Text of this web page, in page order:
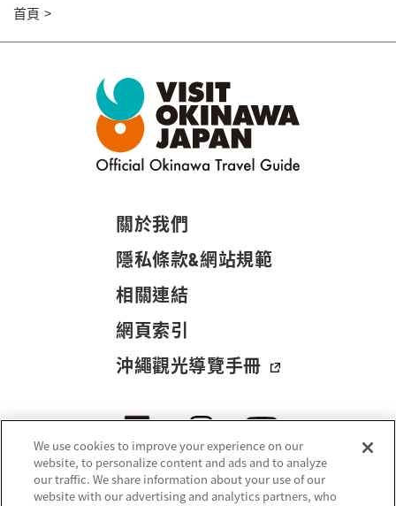
首頁
關於我們
隱私條款&網站規範
相關連結
網頁索引
沖繩觀光導覽手冊
We use cookies to improve your experience on our
website, to personalize content and ads and to analyze
our traffic. We share information about your use of our
website with our advertising and analytics partners, who